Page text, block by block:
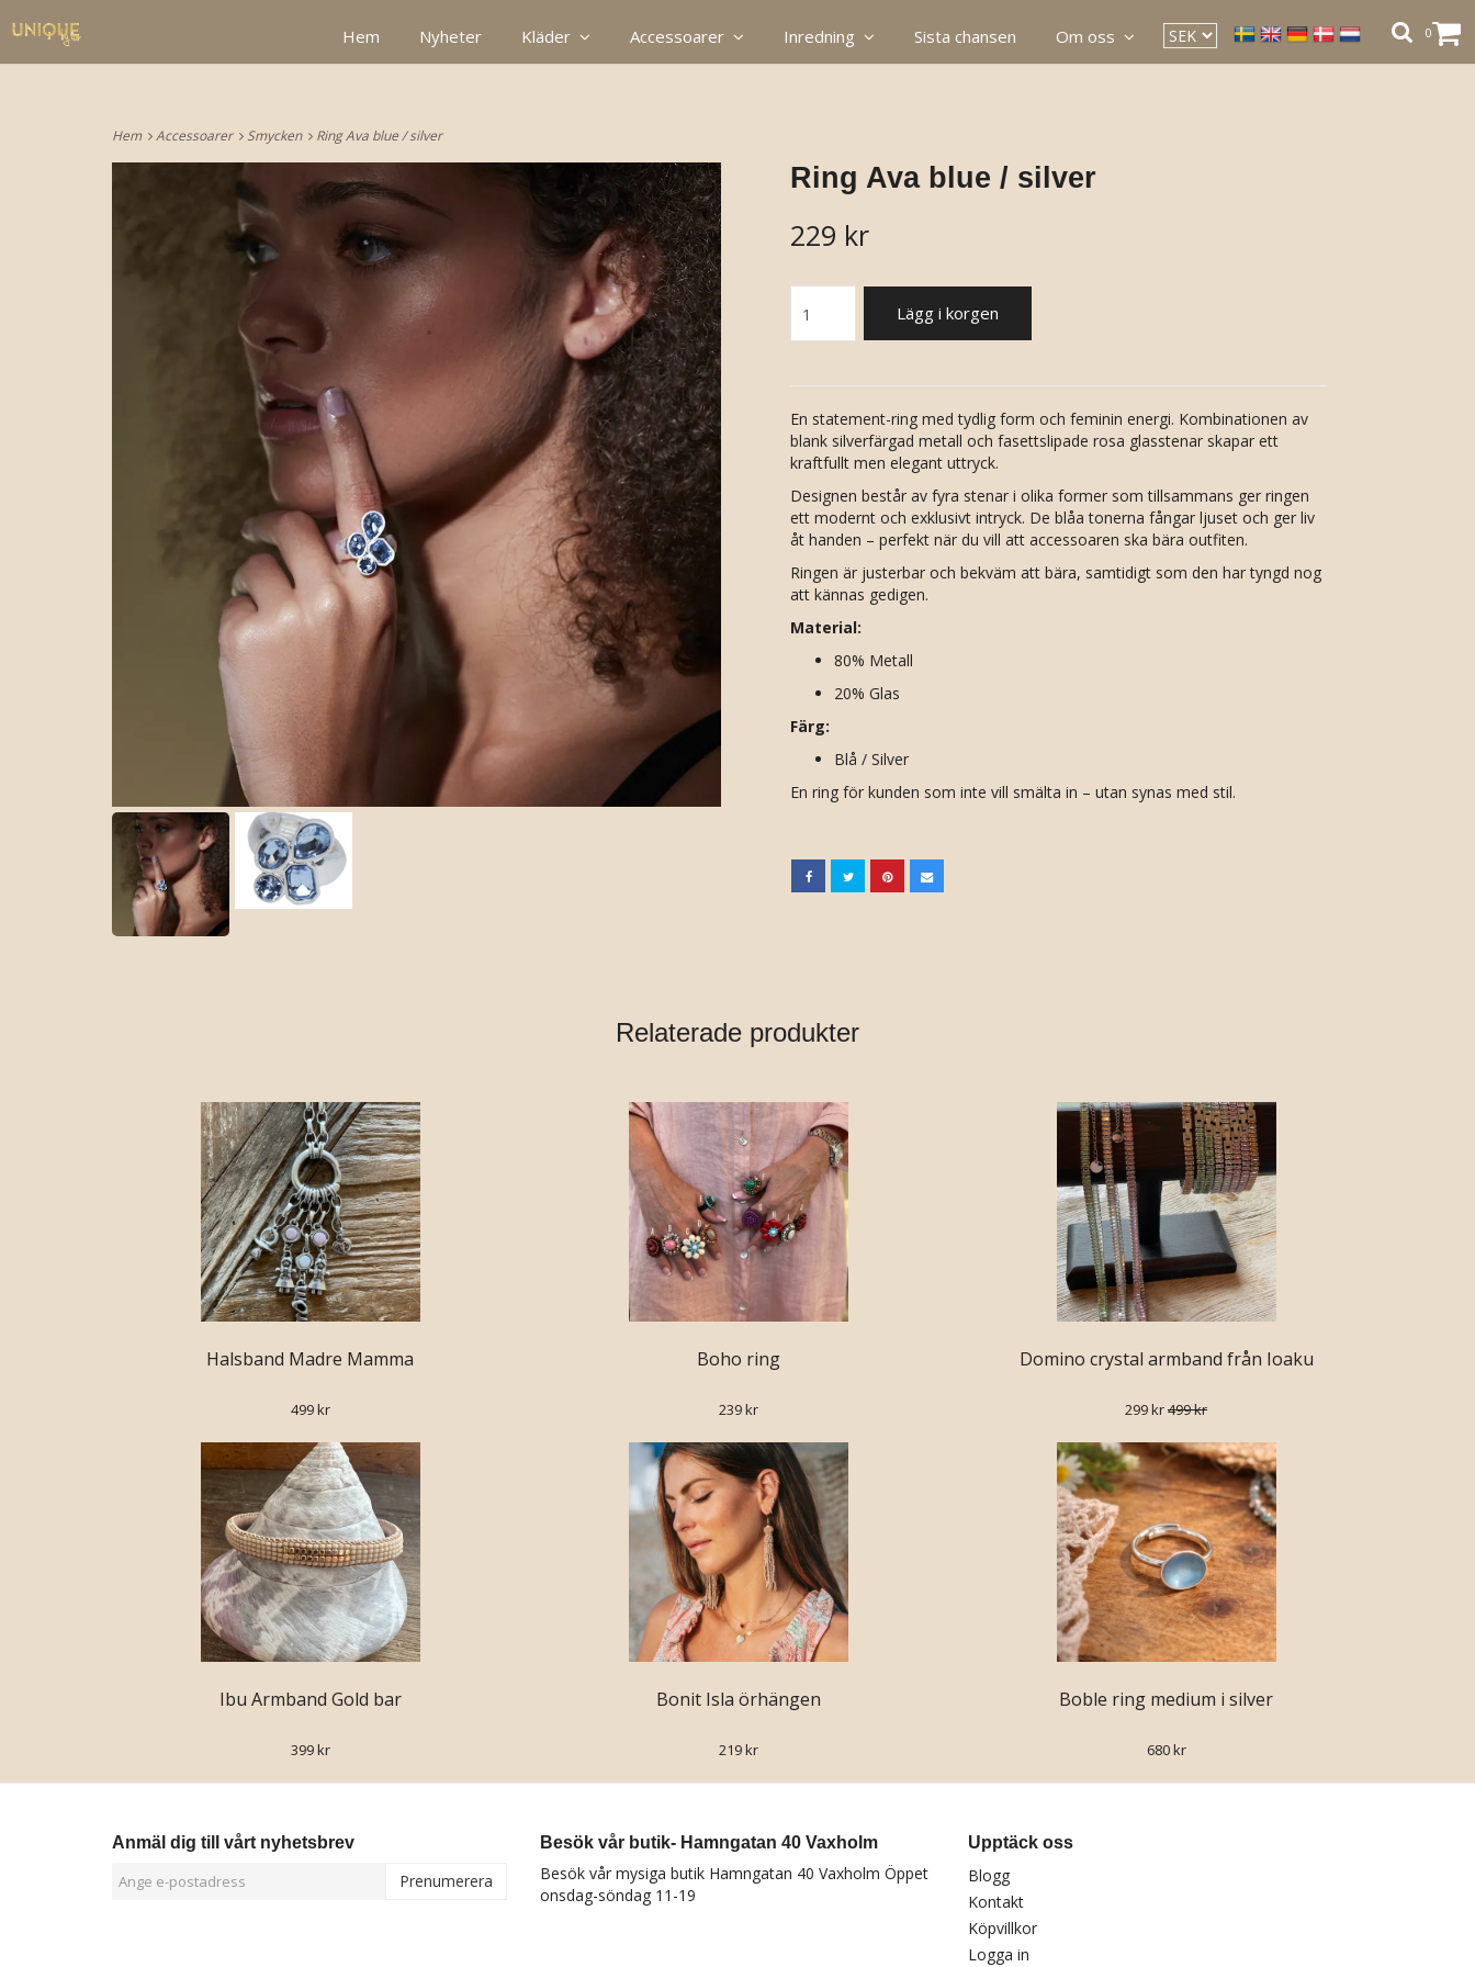
Hem Accessoarer Smycken Ring Ava blue / silver
Ring Ava blue / silver
229 kr
Lägg i korgen
En statement-ring med tydlig form och feminin energi. Kombinationen av
blank silverfärgad metall och fasettslipade rosa glasstenar skapar ett
kraftfullt men elegant uttryck.
Designen består av fyra stenar i olika former som tillsammans ger ringen
ett modernt och exklusivt intryck. De blåa tonerna fångar ljuset och ger liv
åt handen – perfekt när du vill att accessoaren ska bära outfiten.
Ringen är justerbar och bekväm att bära, samtidigt som den har tyngd nog
att kännas gedigen.
Material:
80% Metall
20% Glas
Färg:
Blå / Silver
En ring för kunden som inte vill smälta in – utan synas med stil.
Relaterade produkter
Halsband Madre Mamma
499 kr
Boho ring
239 kr
Domino crystal armband från Ioaku
299 kr499 kr
Ibu Armband Gold bar
399 kr
Bonit Isla örhängen
219 kr
Boble ring medium i silver
680 kr
Anmäl dig till vårt nyhetsbrev
Prenumerera
Besök vår butik- Hamngatan 40 Vaxholm
Besök vår mysiga butik Hamngatan 40 Vaxholm Öppet
onsdag-söndag 11-19
Upptäck oss
Blogg
Kontakt
Köpvillkor
Logga in
Hem Nyheter Kläder Accessoarer Inredning Sista chansen Om oss 0